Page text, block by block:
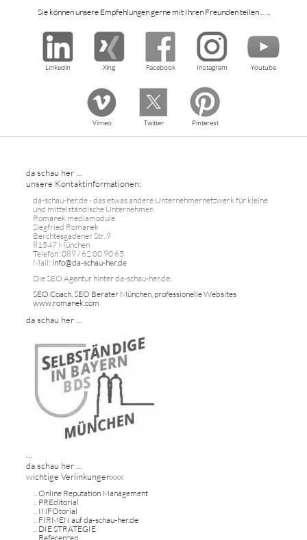
Sie können unsere Empfehlungen gerne mit Ihren Freunden teilen ... ...
Linkedin Xing Facebook Instagram Youtube
Vimeo Twitter Pinterest
da schau her ...
unsere Kontaktinformationen:
da-schau-her.de - das etwas andere Unternehmernetzwerk für kleine
und mittelständische Unternehmen
Romanek mediamodule
Siegfried Romanek
Berchtesgadener Str. 9
81547 München
Telefon: 089 / 62 00 90 65
Mail: info@da-schau-her.de
Die SEO Agentur hinter da-schau-her.de:
SEO Coach, SEO Berater München, professionelle Websites
www.romanek.com
da schau her ...
...
da schau her ...
wichtige Verlinkungenxxx
...Online Reputation Management
... PREditorial
... INFOtorial
... FIRMEN auf da-schau-her.de
... DIE STRATEGIE
Referenzen